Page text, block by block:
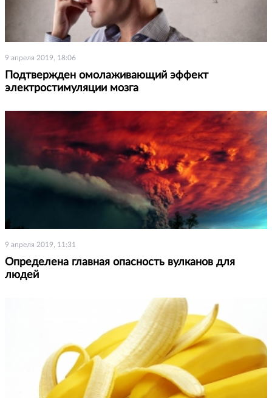
9 апреля 2019, 18:06
Подтвержден омолаживающий эффект
электростимуляции мозга
9 апреля 2019, 11:31
Определена главная опасность вулканов для
людей